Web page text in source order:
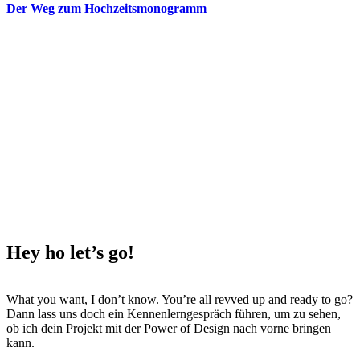
Der Weg zum Hochzeitsmonogramm
Hey ho let’s go!
What you want, I don’t know. You’re all revved up and ready to go?
Dann lass uns doch ein Kennenlerngespräch führen, um zu sehen,
ob ich dein Projekt mit der Power of Design nach vorne bringen
kann.